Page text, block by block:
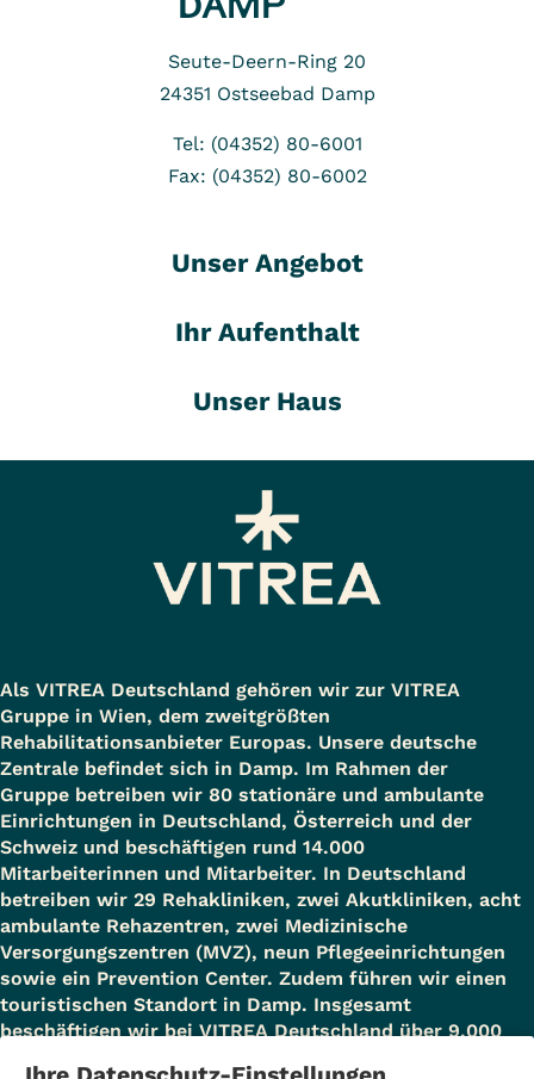
Seute-Deern-Ring 20
24351 Ostseebad Damp
Tel: (04352) 80-6001
Fax: (04352) 80-6002
Unser Angebot
Ihr Aufenthalt
Unser Haus
Als VITREA Deutschland gehören wir zur VITREA
Gruppe in Wien, dem zweitgrößten
Rehabilitationsanbieter Europas. Unsere deutsche
Zentrale befindet sich in Damp. Im Rahmen der
Gruppe betreiben wir 80 stationäre und ambulante
Einrichtungen in Deutschland, Österreich und der
Schweiz und beschäftigen rund 14.000
Mitarbeiterinnen und Mitarbeiter. In Deutschland
betreiben wir 29 Rehakliniken, zwei Akutkliniken, acht
ambulante Rehazentren, zwei Medizinische
Versorgungszentren (MVZ), neun Pflegeeinrichtungen
sowie ein Prevention Center. Zudem führen wir einen
touristischen Standort in Damp. Insgesamt
beschäftigen wir bei VITREA Deutschland über 9.000